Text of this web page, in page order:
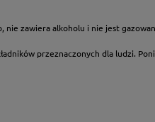
nie zawiera alkoholu i nie jest
przeznaczonych dla ludzi.